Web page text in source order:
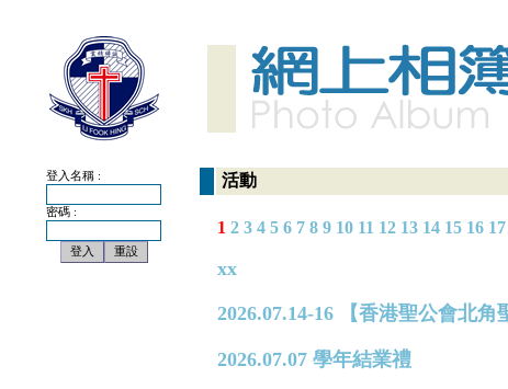
登入名稱 :
密碼 :
活動
1 2 3 4 5 6 7 8 9 10 11 12 13 14 15 16 17
xx
2026.07.14-16 【香港聖公會北
2026.07.07 學年結業禮